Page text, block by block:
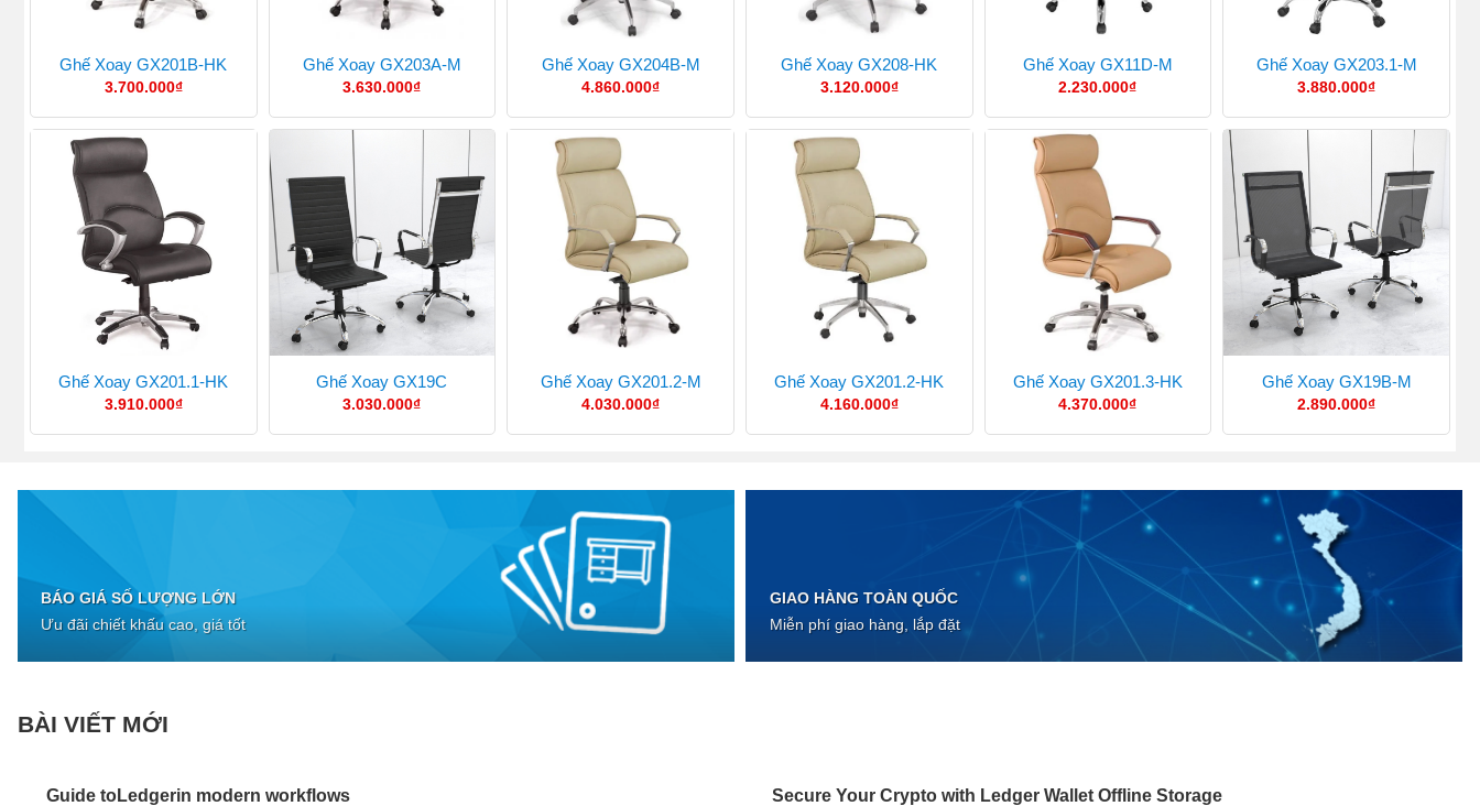
Ghế Xoay GX201B-HK
3.700.000₫
Ghế Xoay GX203A-M
3.630.000₫
Ghế Xoay GX204B-M
4.860.000₫
Ghế Xoay GX208-HK
3.120.000₫
Ghế Xoay GX11D-M
2.230.000₫
Ghế Xoay GX203.1-M
3.880.000₫
Ghế Xoay GX201.1-HK
3.910.000₫
Ghế Xoay GX19C
3.030.000₫
Ghế Xoay GX201.2-M
4.030.000₫
Ghế Xoay GX201.2-HK
4.160.000₫
Ghế Xoay GX201.3-HK
4.370.000₫
Ghế Xoay GX19B-M
2.890.000₫
BÁO GIÁ SỐ LƯỢNG LỚN
Ưu đãi chiết khấu cao, giá tốt
GIAO HÀNG TOÀN QUỐC
Miễn phí giao hàng, lắp đặt
BÀI VIẾT MỚI
Guide toLedgerin modern workflows Secure Your Crypto with Ledger Wallet Offline Storage